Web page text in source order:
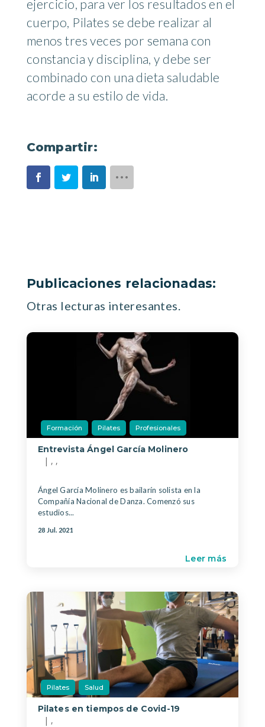
ejercicio, para ver los resultados en el
cuerpo, Pilates se debe realizar al
menos tres veces por semana con
constancia y disciplina, y debe ser
combinado con una dieta saludable
acorde a su estilo de vida.
Compartir:
Publicaciones relacionadas:
Otras lecturas interesantes.
Formación Pilates Profesionales
Entrevista Ángel García Molinero
| , ,
Ángel García Molinero es bailarín solista en la
Compañía Nacional de Danza. Comenzó sus
estudios...
28 Jul. 2021
Leer más
Pilates Salud
Pilates en tiempos de Covid-19
| ,